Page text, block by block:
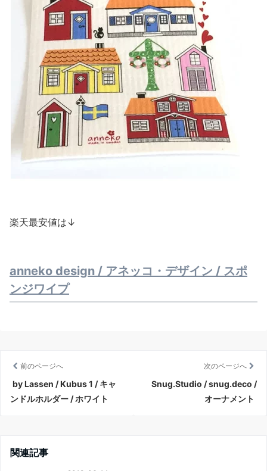
楽天最安値は↓
anneko design / アネッコ・デザイン / スポ
ンジワイプ
前のページへ
by Lassen / Kubus 1 / キャ
ンドルホルダー / ホワイト
次のページへ
Snug.Studio / snug.deco /
オーナメント
関連記事